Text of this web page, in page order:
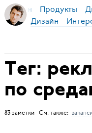
Бирман Продукты
Дизайн
Тег:
по
83 заметки См. также: